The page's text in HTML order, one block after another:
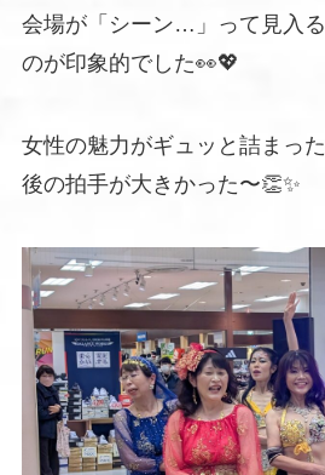
会場が「シーン…」って見入
のが印象的でした👀💖
女性の魅力がギュッと詰まっ
後の拍手が大きかった〜👏✨